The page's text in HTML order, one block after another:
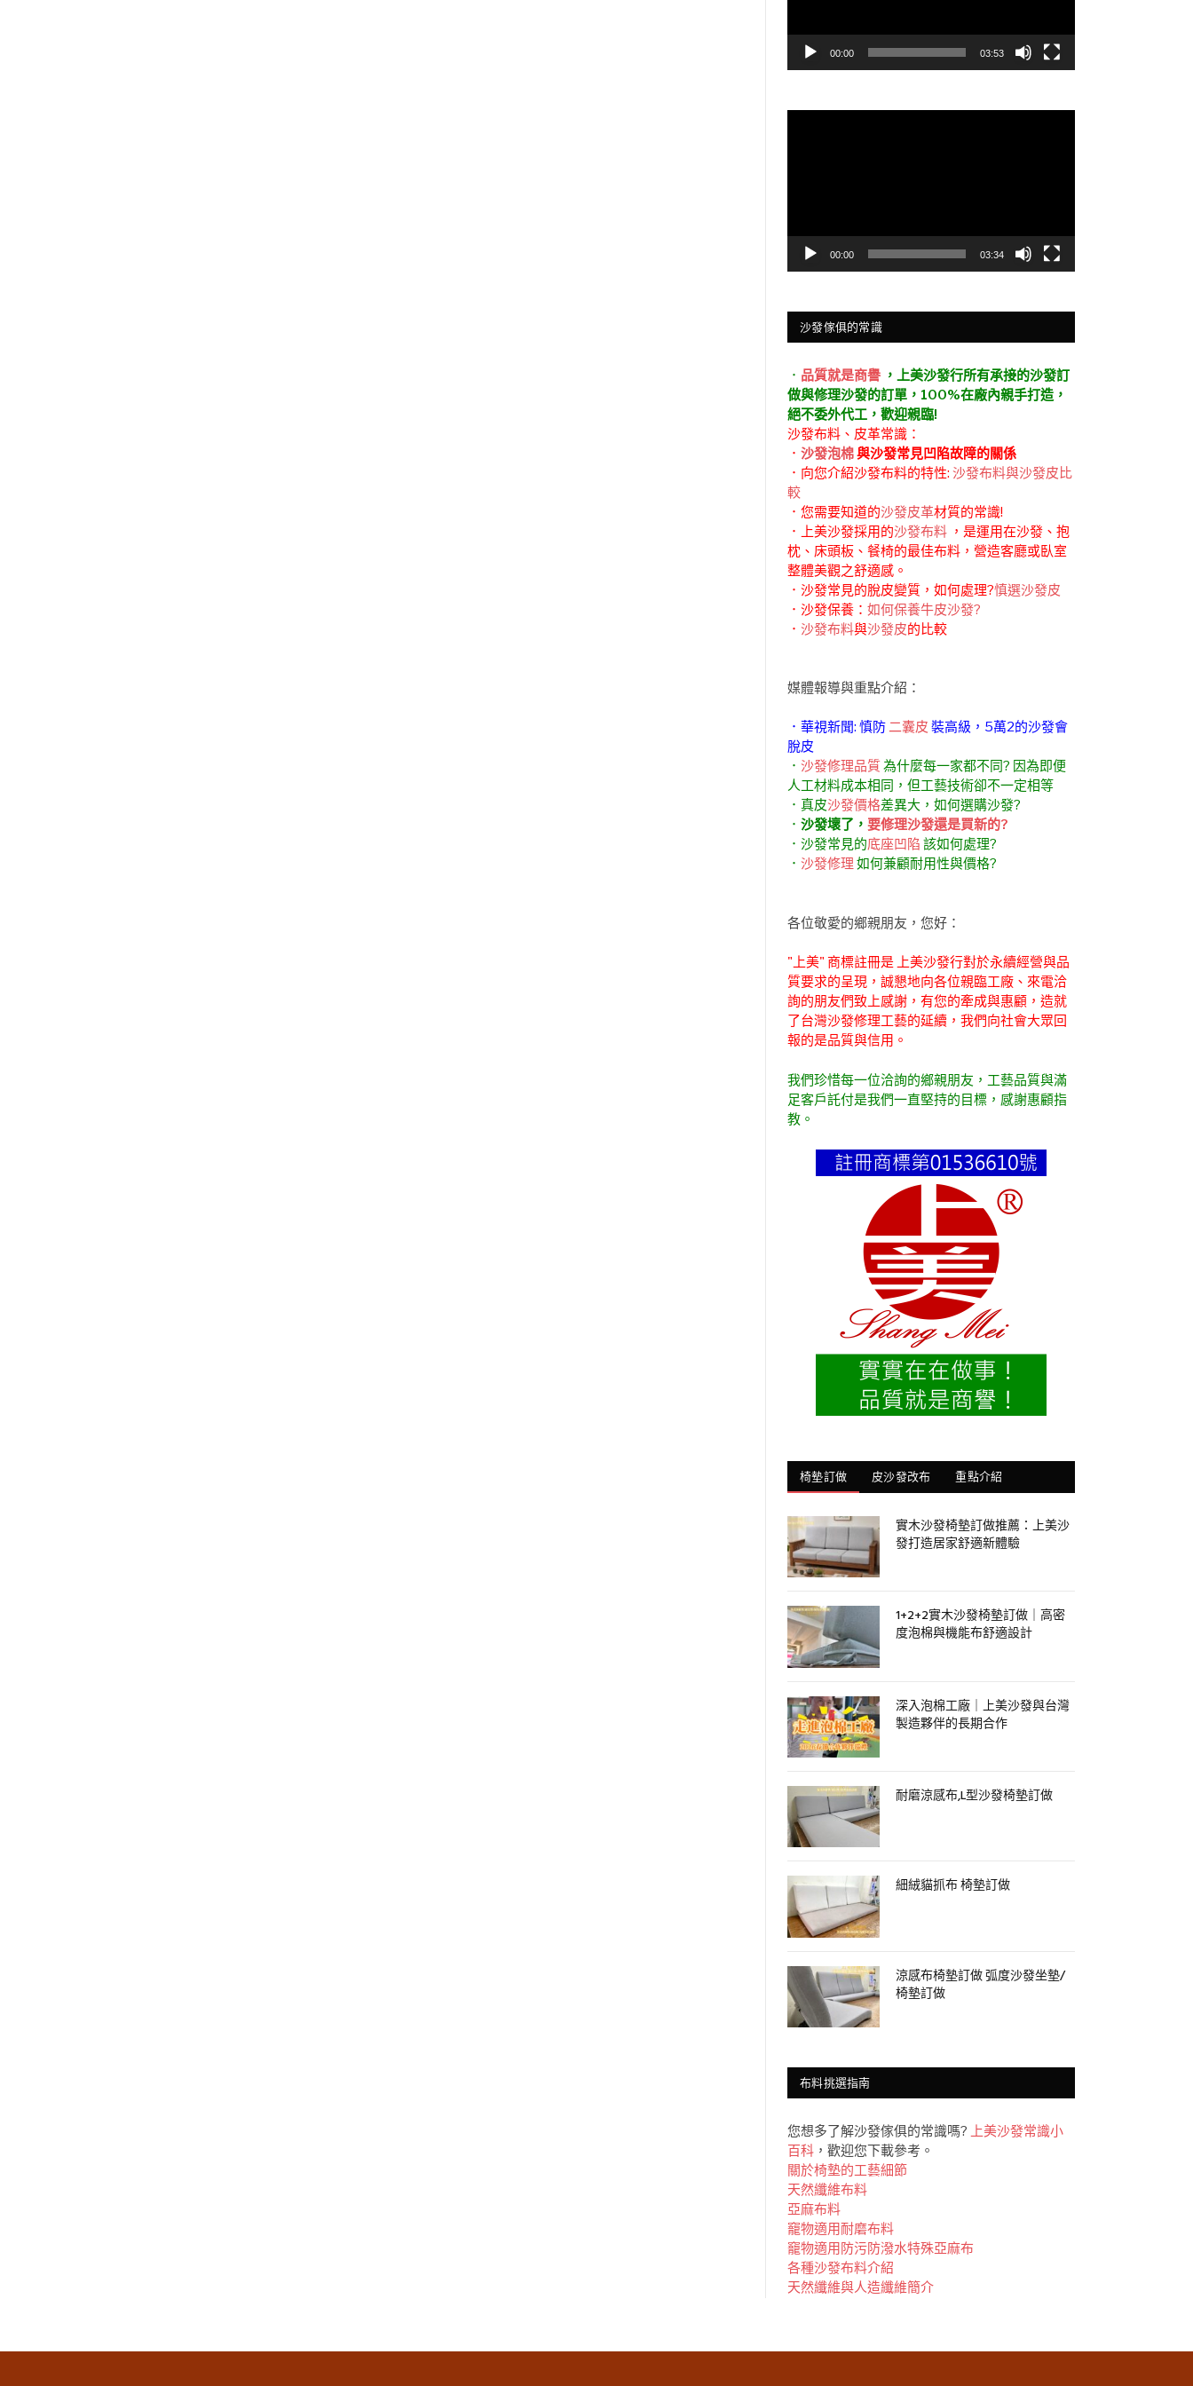
00:00 03:53
00:00 03:34
沙發傢俱的常識
． 品質就是商譽 ，上美沙發行所有承接的沙發訂
做與修理沙發的訂單，100%在廠內親手打造，
絕不委外代工，歡迎親臨!
沙發布料、皮革常識：
． 沙發泡棉與沙發常見凹陷故障的關係
．向您介紹沙發布料的特性: 沙發布料與沙發皮比
較
．您需要知道的沙發皮革材質的常識!
．上美沙發採用的沙發布料 ，是運用在沙發、抱
枕、床頭板、餐椅的最佳布料，營造客廳或臥室
整體美觀之舒適感。
．沙發常見的脫皮變質，如何處理?慎選沙發皮
．沙發保養： 如何保養牛皮沙發?
． 沙發布料與沙發皮的比較
媒體報導與重點介紹：
．華視新聞: 慎防二囊皮 裝高級，5萬2的沙發會
脫皮
． 沙發修理品質為什麼每一家都不同? 因為即便
人工材料成本相同，但工藝技術卻不一定相等
．真皮沙發價格差異大，如何選購沙發?
． 沙發壞了， 要修理沙發還是買新的?
．沙發常見的底座凹陷 該如何處理?
． 沙發修理 如何兼顧耐用性與價格?
各位敬愛的鄉親朋友，您好：
"上美" 商標註冊是 上美沙發行對於永續經營與品
質要求的呈現，誠懇地向各位親臨工廠、來電洽
詢的朋友們致上感謝，有您的牽成與惠顧，造就
了台灣沙發修理工藝的延續，我們向社會大眾回
報的是品質與信用。
我們珍惜每一位洽詢的鄉親朋友，工藝品質與滿
足客戶託付是我們一直堅持的目標，感謝惠顧指
教。
椅墊訂做 皮沙發改布 重點介紹
實木沙發椅墊訂做推薦：上美沙
發打造居家舒適新體驗
1+2+2實木沙發椅墊訂做｜高密
度泡棉與機能布舒適設計
深入泡棉工廠｜上美沙發與台灣
製造夥伴的長期合作
耐磨涼感布,L型沙發椅墊訂做
細絨貓抓布 椅墊訂做
涼感布椅墊訂做 弧度沙發坐墊/
椅墊訂做
布料挑選指南
您想多了解沙發傢俱的常識嗎?
上美沙發常識小
百科 ，歡迎您下載參考。
關於椅墊的工藝細節
天然纖維布料
亞麻布料
竉物適用耐磨布料
竉物適用防污防潑水特殊亞麻布
各種沙發布料介紹
天然纖維與人造纖維簡介